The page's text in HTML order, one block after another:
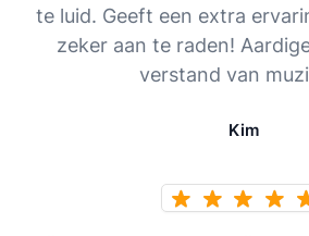
te luid. Geeft een extra
zeker aan te raden!
verstand van
Kim